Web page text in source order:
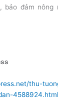
bảo đảm nông
thu-
4588924.html